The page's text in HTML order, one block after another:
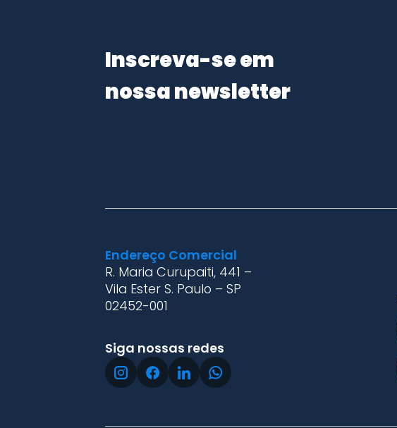
Inscreva-se em
nossa newsletter
Endereço Comercial
R. Maria Curupaiti, 441 –
Vila Ester S. Paulo – SP
02452-001
Siga nossas redes